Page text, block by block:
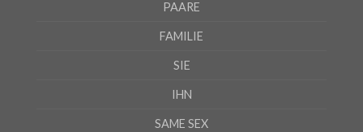
PAARE
FAMILIE
SIE
IHN
SAME SEX